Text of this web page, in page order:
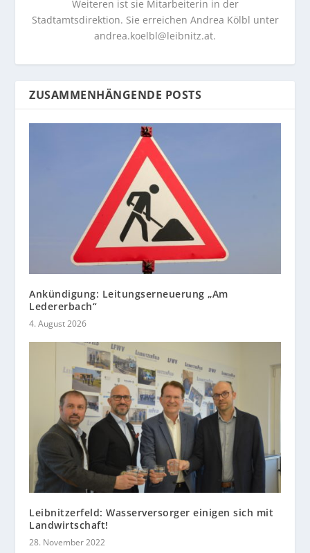
Weiteren ist sie Mitarbeiterin in der
Stadtamtsdirektion. Sie erreichen Andrea Kölbl unter
andrea.koelbl@leibnitz.at.
ZUSAMMENHÄNGENDE POSTS
Ankündigung: Leitungserneuerung „Am
Ledererbach“
4. August 2026
Leibnitzerfeld: Wasserversorger einigen sich mit
Landwirtschaft!
28. November 2022